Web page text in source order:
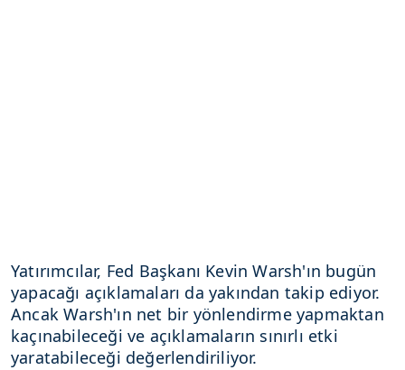
Yatırımcılar, Fed Başkanı Kevin Warsh'ın bugün
yapacağı açıklamaları da yakından takip ediyor.
Ancak Warsh'ın net bir yönlendirme yapmaktan
kaçınabileceği ve açıklamaların sınırlı etki
yaratabileceği değerlendiriliyor.